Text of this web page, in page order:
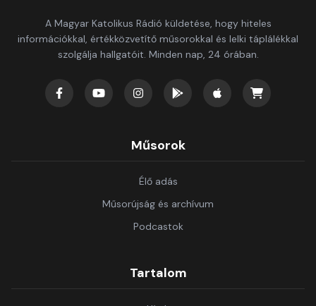
A Magyar Katolikus Rádió küldetése, hogy hiteles
információkkal, értékközvetítő műsorokkal és lelki táplálékkal
szolgálja hallgatóit. Minden nap, 24 órában.
Műsorok
Élő adás
Műsorújság és archívum
Podcastok
Tartalom